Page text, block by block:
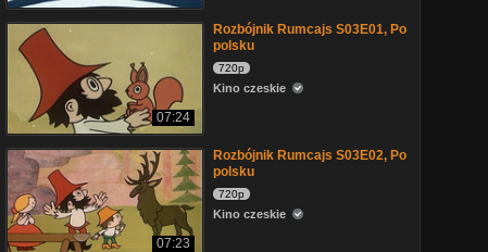
07:24
Rozbójnik Rumcajs S03E01, Po
polsku
720p
Kino czeskie
07:23
Rozbójnik Rumcajs S03E02, Po
polsku
720p
Kino czeskie